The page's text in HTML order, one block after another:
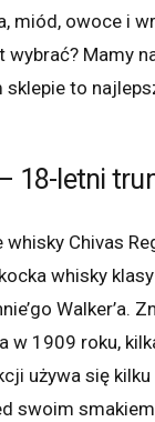
miód, owoce i
Mamy
to
18-letni
Chivas
whisky
Walker’a.
w 1909 roku,
używa się
swoim